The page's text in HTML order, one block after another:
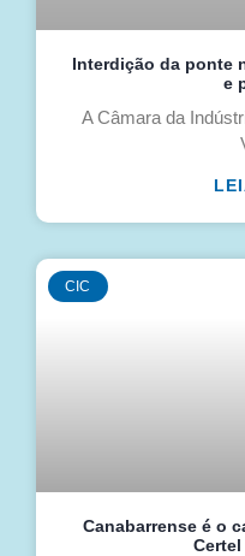
Interdição da ponte
e
A Câmara da
CIC
Canabarrense é o
Certel